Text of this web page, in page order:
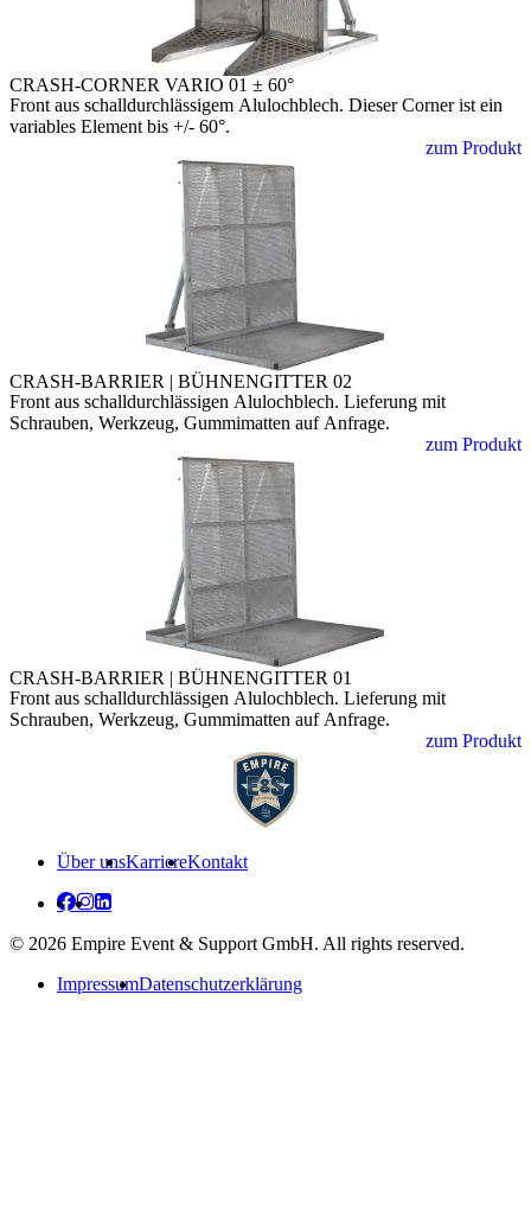
CRASH-CORNER VARIO 01 ± 60°
Front aus schalldurchlässigem Alulochblech. Dieser Corner ist ein
variables Element bis +/- 60°.
zum Produkt
CRASH-BARRIER | BÜHNENGITTER 02
Front aus schalldurchlässigen Alulochblech. Lieferung mit
Schrauben, Werkzeug, Gummimatten auf Anfrage.
zum Produkt
CRASH-BARRIER | BÜHNENGITTER 01
Front aus schalldurchlässigen Alulochblech. Lieferung mit
Schrauben, Werkzeug, Gummimatten auf Anfrage.
zum Produkt
Über unsKarriereKontakt
© 2026 Empire Event & Support GmbH. All rights reserved.
ImpressumDatenschutzerklärung